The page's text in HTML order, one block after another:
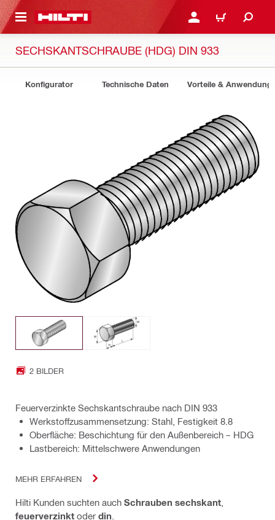
ANMELDEN ODER
WARENKORB
SECHSKANTSCHRAUBE (HDG) DIN 933
Konfigurator Technische Daten Vorteile &
2 BILDER
Feuerverzinkte Sechskantschraube nach DIN 933
Werkstoffzusammensetzung: Stahl, Festigkeit 8.8
Oberfläche: Beschichtung für den Außenbereich – HDG
Lastbereich: Mittelschwere Anwendungen
MEHR ERFAHREN
Hilti Kunden suchten auch Schrauben sechskant
feuerverzinkt oder din